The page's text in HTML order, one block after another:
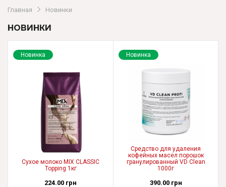
Главная Новинки
НОВИНКИ
Новинка
Сухое молоко MIX CLASSIC
Topping 1кг
224.00 грн
Новинка
Средство для удаления
кофейных масел порошок
гранулированный VD Clean
1000г
390.00 грн